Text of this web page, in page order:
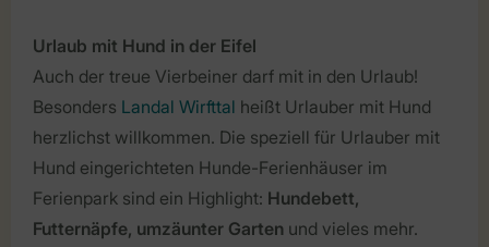
Urlaub mit Hund in der Eifel
Auch der treue Vierbeiner darf mit in den Urlaub!
Besonders Landal Wirfttal heißt Urlauber mit Hund
herzlichst willkommen. Die speziell für Urlauber mit
Hund eingerichteten Hunde-Ferienhäuser im
Ferienpark sind ein Highlight: Hundebett,
Futternäpfe, umzäunter Garten und vieles mehr.